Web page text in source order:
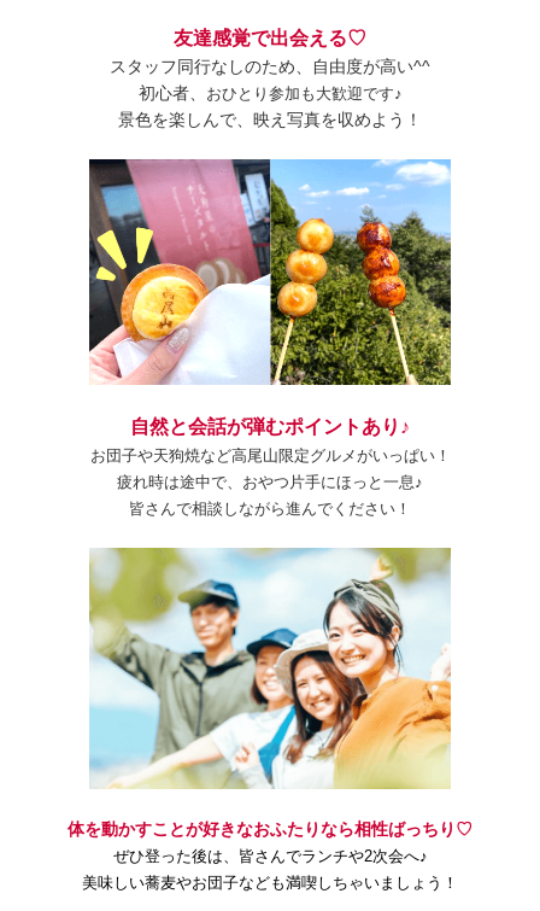
友達感覚で出会える♡
スタッフ同行なしのため、自由度が高い^^
初心者、
おひとり参加も大歓迎です♪
景色を楽しんで、映え写真を収めよう！
自然と会話が弾むポイントあり♪
お団子や天狗焼など高尾山限定グルメがいっぱい！
疲れ時は途中で、おやつ片手にほっと一息♪
皆さんで相談しながら進んでください！
体を動かすことが好きなおふたりなら相性ばっちり♡
ぜひ登った後は、皆さんでランチや2次会へ♪
美味しい蕎麦やお団子なども満喫しちゃいましょう！